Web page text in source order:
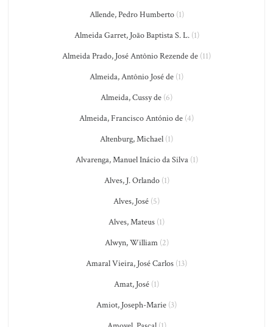
Allende, Pedro Humberto(1)
Almeida Garret, João Baptista S. L.(1)
Almeida Prado, José Antônio Rezende de (11)
Almeida, Antônio José de (1)
Almeida, Cussy de (6)
Almeida, Francisco António de (4)
Altenburg, Michael (1)
Alvarenga, Manuel Inácio da Silva(1)
Alves, J. Orlando(1)
Alves, José (5)
Alves, Mateus (1)
Alwyn, William(2)
Amaral Vieira, José Carlos (13)
Amat, José (1)
Amiot, Joseph-Marie (3)